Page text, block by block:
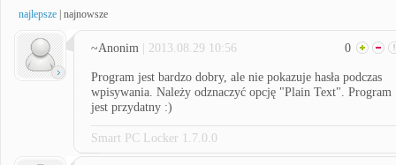
najlepsze najnowsze
~Anonim | 2013.08.29 10:56 0
Program jest bardzo dobry, ale nie pokazuje hasła podczas
wpisywania. Należy odznaczyć opcję "Plain Text". Program
jest przydatny :)
Smart PC Locker 1.7.0.0